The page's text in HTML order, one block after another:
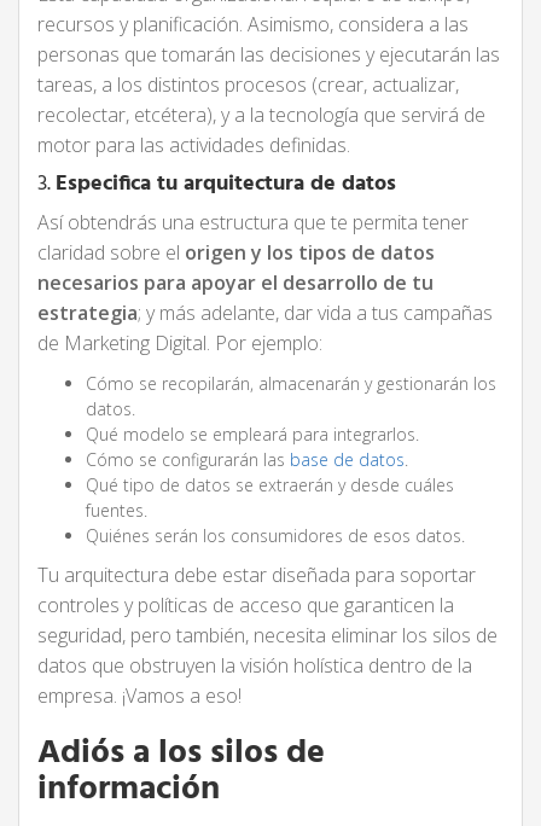
recursos y planificación. Asimismo, considera a las
personas que tomarán las decisiones y ejecutarán las
tareas, a los distintos procesos (crear, actualizar,
recolectar, etcétera), y a la tecnología que servirá de
motor para las actividades definidas.
3.Especifica tu arquitectura de datos
Así obtendrás una estructura que te permita tener
claridad sobre el origen y los tipos de datos
necesarios para apoyar el desarrollo de tu
estrategia; y más adelante, dar vida a tus campañas
de Marketing Digital. Por ejemplo:
Cómo se recopilarán, almacenarán y gestionarán los
datos.
Qué modelo se empleará para integrarlos.
Cómo se configurarán las base de datos.
Qué tipo de datos se extraerán y desde cuáles
fuentes.
Quiénes serán los consumidores de esos datos.
Tu arquitectura debe estar diseñada para soportar
controles y políticas de acceso que garanticen la
seguridad, pero también, necesita eliminar los silos de
datos que obstruyen la visión holística dentro de la
empresa. ¡Vamos a eso!
Adiós a los silos de
información